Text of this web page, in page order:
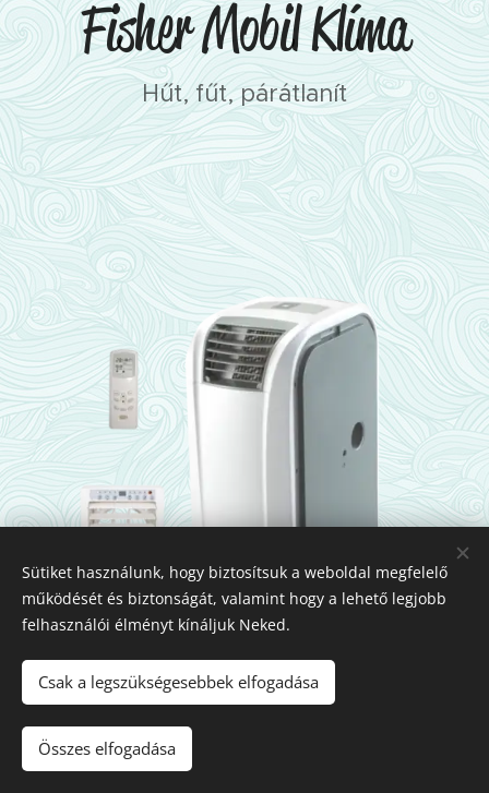
Fisher Mobil Klíma
Hűt, fűt, párátlanít
Sütiket használunk, hogy biztosítsuk a weboldal megfelelő
működését és biztonságát, valamint hogy a lehető legjobb
felhasználói élményt kínáljuk Neked.
Csak a legszükségesebbek elfogadása
Összes elfogadása